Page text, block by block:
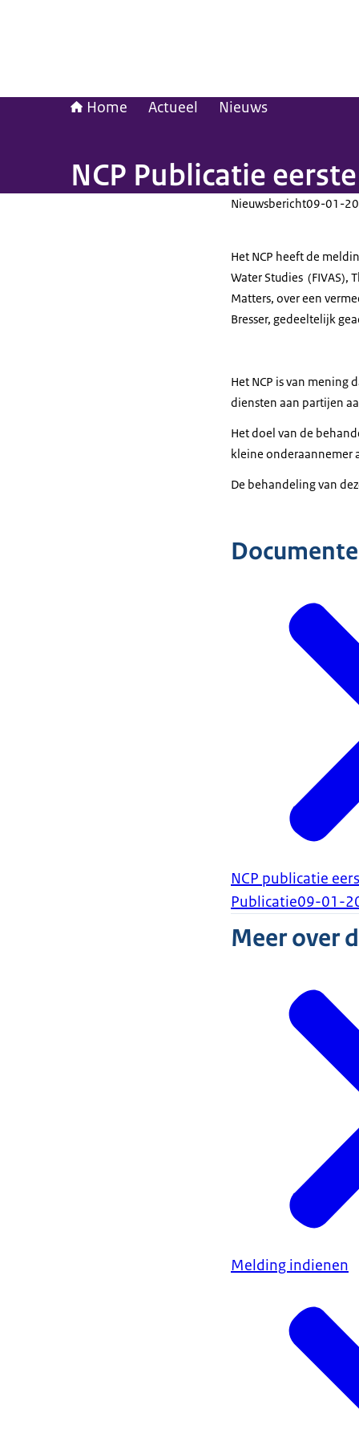
Home Actueel Nieuws
NCP Publicatie
Nieuwsbericht09-01-
Het NCP heeft de
Water Studies (FIVAS),
Matters, over een
Bresser, gedeeltelijk
Het NCP is van mening
diensten aan partijen
Het doel van de
kleine onderaannemer
De behandeling van
NCP publicatie
Publicatie09-01-
Meer over
Melding indienen